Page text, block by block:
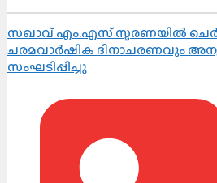
സഖാവ് എം.എസ് സ്മരണയിൽ
ചരമവാർഷിക ദിനാചരണവും
സംഘടിപ്പിച്ചു